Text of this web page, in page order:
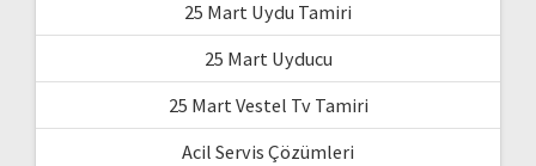
25 Mart Uydu Tamiri
25 Mart Uyducu
25 Mart Vestel Tv Tamiri
Acil Servis Çözümleri